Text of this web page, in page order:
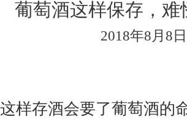
葡萄酒这样保存，难
2018年8月8日
这样存酒会要了葡萄酒的